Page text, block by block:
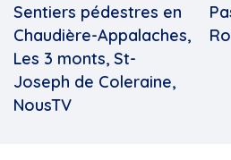
Sentiers pédestres en
Chaudière-Appalaches,
Les 3 monts, St-
Joseph de Coleraine,
NousTV